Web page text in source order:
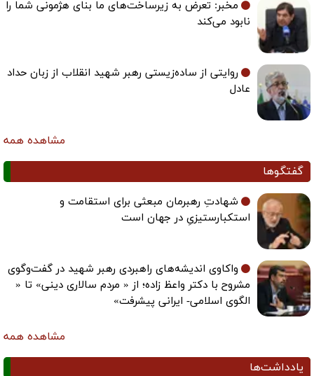
مخبر: تعرض به زیرساخت‌های ما بنای هژمونی شما را
نابود می‌کند
روایتی از ساده‌زیستی رهبر شهید انقلاب از زبان حداد
عادل
مشاهده همه
گفتگوها
شهادتِ رهبرمان مبعثی برای استقامت و
استکبارستیزیِ در جهان است
واکاوی اندیشه‌های راهبردی رهبر شهید در گفت‌وگوی
مشروح با دکتر واعظ زاده؛ از « مردم سالاری دینی» تا «
الگوی اسلامی- ایرانی پیشرفت»
مشاهده همه
یادداشت‌ها